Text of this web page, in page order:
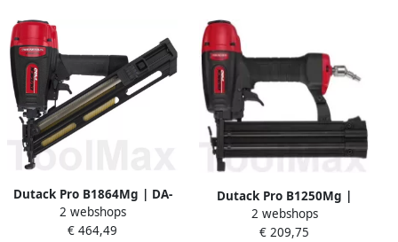
Dutack Pro B1864Mg | DA-
brads | 32 t m 64mm
4212015
2 webshops
€ 464,49
Dutack Pro B1250Mg |
1.2mm minibrads | 20 t m
50mm 4212013
2 webshops
€ 209,75